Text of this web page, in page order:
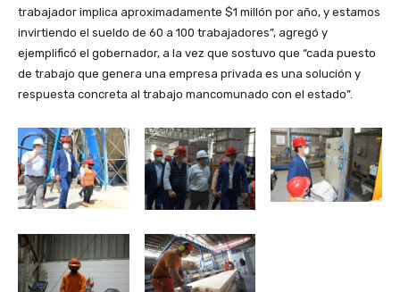
trabajador implica aproximadamente $1 millón por año, y estamos
invirtiendo el sueldo de 60 a 100 trabajadores”, agregó y
ejemplificó el gobernador, a la vez que sostuvo que “cada puesto
de trabajo que genera una empresa privada es una solución y
respuesta concreta al trabajo mancomunado con el estado”.